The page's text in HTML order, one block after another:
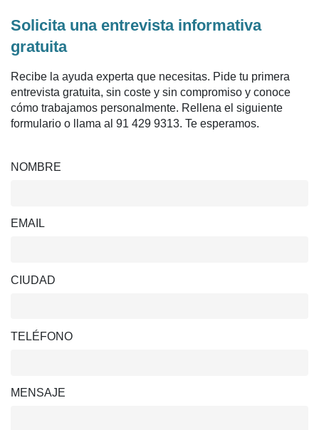
Solicita una entrevista informativa
gratuita
Recibe la ayuda experta que necesitas. Pide tu primera
entrevista gratuita, sin coste y sin compromiso y conoce
cómo trabajamos personalmente. Rellena el siguiente
formulario o llama al 91 429 9313. Te esperamos.
NOMBRE
EMAIL
CIUDAD
TELÉFONO
MENSAJE